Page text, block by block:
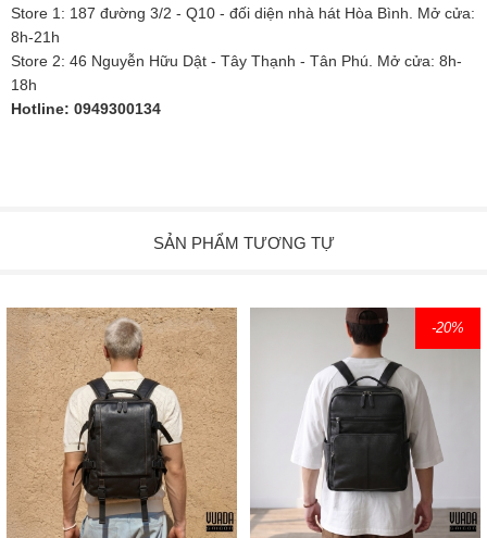
Store 1: 187 đường 3/2 - Q10 - đối diện nhà hát Hòa Bình. Mở cửa:
8h-21h
Store 2: 46 Nguyễn Hữu Dật - Tây Thạnh - Tân Phú. Mở cửa: 8h-
18h
Hotline: 0949300134
SẢN PHẨM TƯƠNG TỰ
-20%